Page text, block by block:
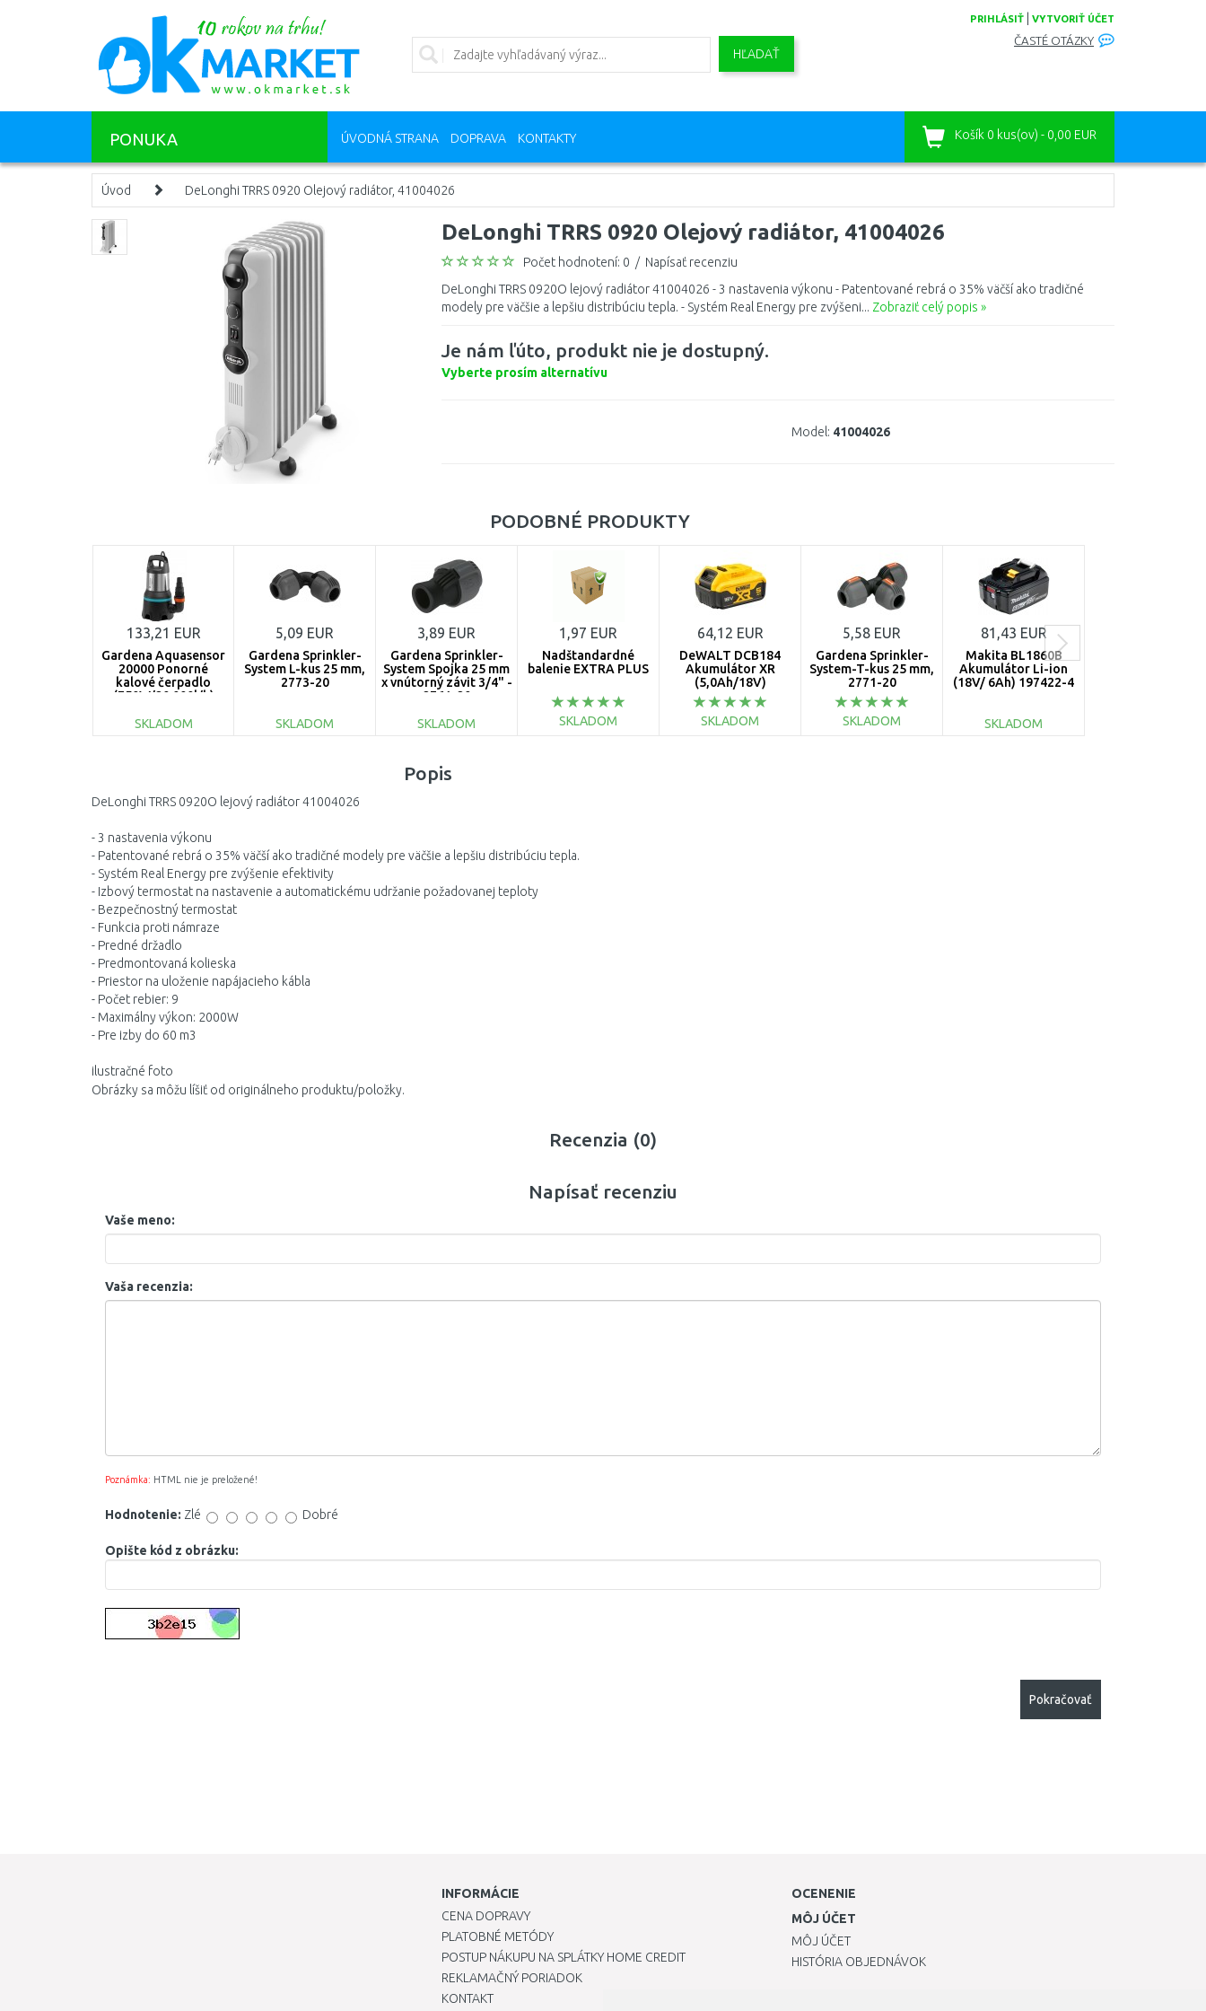
PRIHLÁSIŤ VYTVORIŤ ÚČET
ČASTÉ OTÁZKY
HĽADAŤ
PONUKA ÚVODNÁ STRANA DOPRAVA KONTAKTY Košík 0 kus(ov) - 0,00 EUR
Úvod DeLonghi TRRS 0920 Olejový radiátor, 41004026
DeLonghi TRRS 0920 Olejový radiátor, 41004026
Počet hodnotení: 0 / Napísať recenziu
DeLonghi TRRS 0920O lejový radiátor 41004026 - 3 nastavenia výkonu - Patentované rebrá o 35% väčší ako tradičné
modely pre väčšie a lepšiu distribúciu tepla. - Systém Real Energy pre zvýšeni... Zobraziť celý popis »
Je nám ľúto, produkt nie je dostupný.
Vyberte prosím alternatívu
Model: 41004026
PODOBNÉ PRODUKTY
133,21 EUR
Gardena Aquasensor
20000 Ponorné
kalové čerpadlo
(750W/20 000l/h)
SKLADOM
5,09 EUR
Gardena Sprinkler-
System L-kus 25 mm,
2773-20
SKLADOM
3,89 EUR
Gardena Sprinkler-
System Spojka 25 mm
x vnútorný závit 3/4" -
2761-20
SKLADOM
Porovnať
1,97 EUR
Nadštandardné
balenie EXTRA PLUS
SKLADOM
64,12 EUR
DeWALT DCB184
Akumulátor XR
(5,0Ah/18V)
SKLADOM
5,58 EUR
Gardena Sprinkler-
System-T-kus 25 mm,
2771-20
SKLADOM
81,43 EUR
Makita BL1860B
Akumulátor Li-ion
(18V/ 6Ah) 197422-4
SKLADOM
Popis
DeLonghi TRRS 0920O lejový radiátor 41004026
- 3 nastavenia výkonu
- Patentované rebrá o 35% väčší ako tradičné modely pre väčšie a lepšiu distribúciu tepla.
- Systém Real Energy pre zvýšenie efektivity
- Izbový termostat na nastavenie a automatickému udržanie požadovanej teploty
- Bezpečnostný termostat
- Funkcia proti námraze
- Predné držadlo
- Predmontovaná kolieska
- Priestor na uloženie napájacieho kábla
- Počet rebier: 9
- Maximálny výkon: 2000W
- Pre izby do 60 m3
ilustračné foto
Obrázky sa môžu líšiť od originálneho produktu/položky.
Recenzia (0)
Napísať recenziu
Vaše meno:
Vaša recenzia:
Poznámka: HTML nie je preložené!
Hodnotenie: Zlé Dobré
Opište kód z obrázku:
Pokračovať
INFORMÁCIE
CENA DOPRAVY
PLATOBNÉ METÓDY
POSTUP NÁKUPU NA SPLÁTKY HOME CREDIT
REKLAMAČNÝ PORIADOK
KONTAKT
OCENENIE
MÔJ ÚČET
MÔJ ÚČET
HISTÓRIA OBJEDNÁVOK